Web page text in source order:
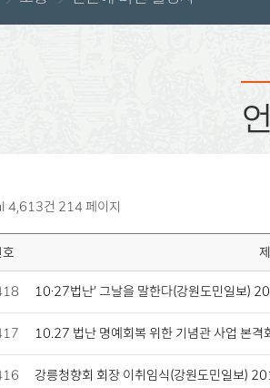
4,613건 214 페이지
호
10·27법난’ 그날을 말한다(강원도민일보)
10.27 법난 명예회복 위한 기념관 사업 본
강릉청향회 회장 이취임식(강원도민일보)